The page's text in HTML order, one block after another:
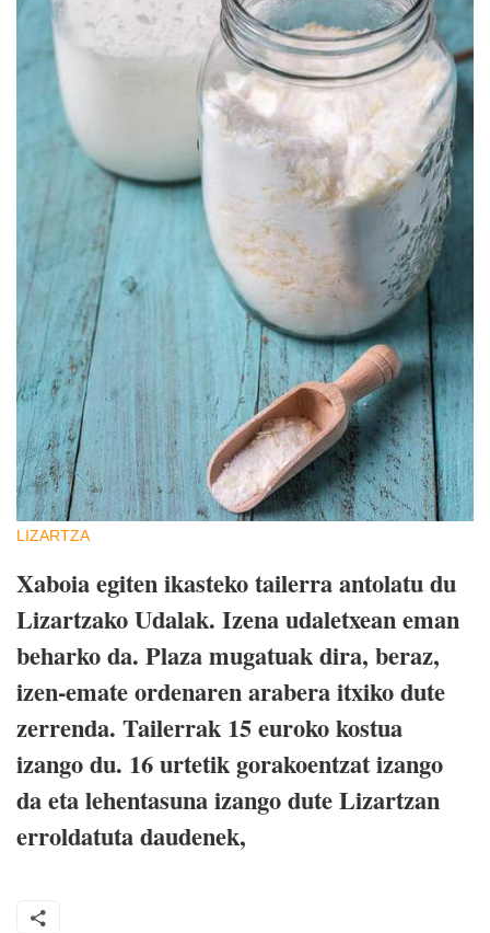
LIZARTZA
Xaboia egiten ikasteko tailerra antolatu du
Lizartzako Udalak. Izena udaletxean eman
beharko da. Plaza mugatuak dira, beraz,
izen-emate ordenaren arabera itxiko dute
zerrenda. Tailerrak 15 euroko kostua
izango du. 16 urtetik gorakoentzat izango
da eta lehentasuna izango dute Lizartzan
erroldatuta daudenek,